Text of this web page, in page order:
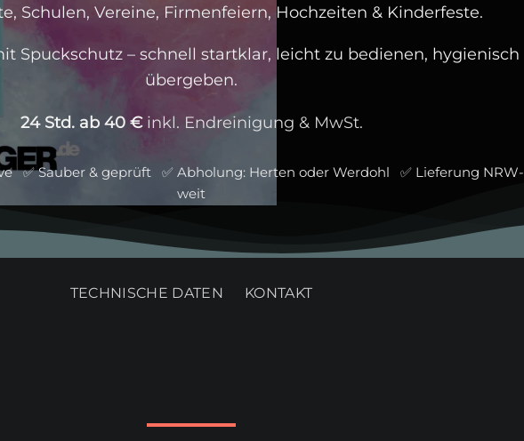
Schulen, Vereine, Firmenfeiern, Hochzeiten & Kinderfeste.
Spuckschutz – schnell startklar, leicht zu bedienen, hygienisch
übergeben.
24 Std. ab 40 € inkl. Endreinigung & MwSt.
✅ Sauber & geprüft ✅ Abholung: Herten oder Werdohl ✅ Lieferung NRW-
weit
TECHNISCHE DATEN KONTAKT